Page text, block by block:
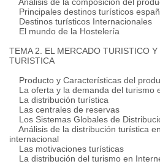
Principales destinos turísticos
Destinos turísticos Internacionales
El mundo de la Hostelería
TEMA 2. EL MERCADO TURISTICO
TURISTICA
Producto y Características del
La oferta y la demanda del turismo
La distribución turística
Las centrales de reservas
Los Sistemas Globales de
Análisis de la distribución turística
internacional
Las motivaciones turísticas
La distribución del turismo en